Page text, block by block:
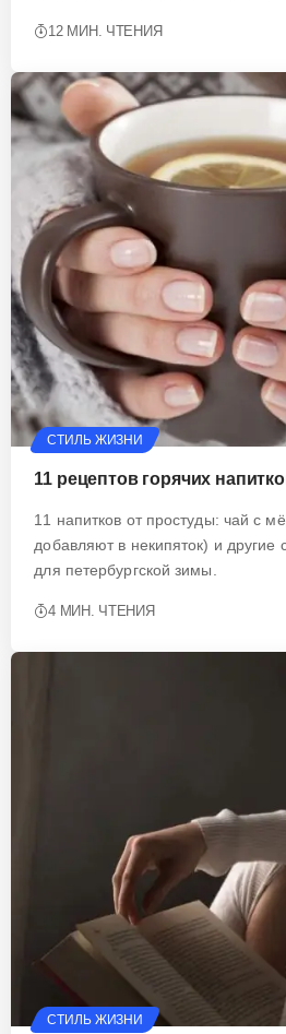
12 МИН. ЧТЕНИЯ
СТИЛЬ ЖИЗНИ
11 рецептов горячих
11 напитков от простуды: чай с
добавляют в некипяток) и
для петербургской зимы.
4 МИН. ЧТЕНИЯ
СТИЛЬ ЖИЗНИ